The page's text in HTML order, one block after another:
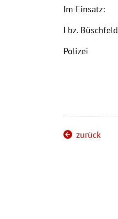
Im Einsatz:
Lbz. Büschfeld
Polizei
zurück